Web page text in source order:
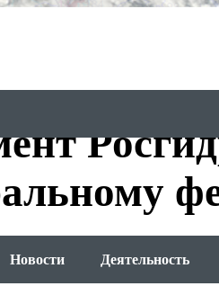
Новости Деятельность